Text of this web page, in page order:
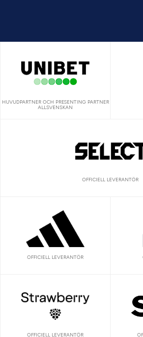
HUVUDPARTNER OCH PRESENTING PARTNER
ALLSVENSKAN
OFFICIELL LEVERANTÖR
OFFICIELL LEVERANTÖR
OFFICIELL LEVERANTÖR